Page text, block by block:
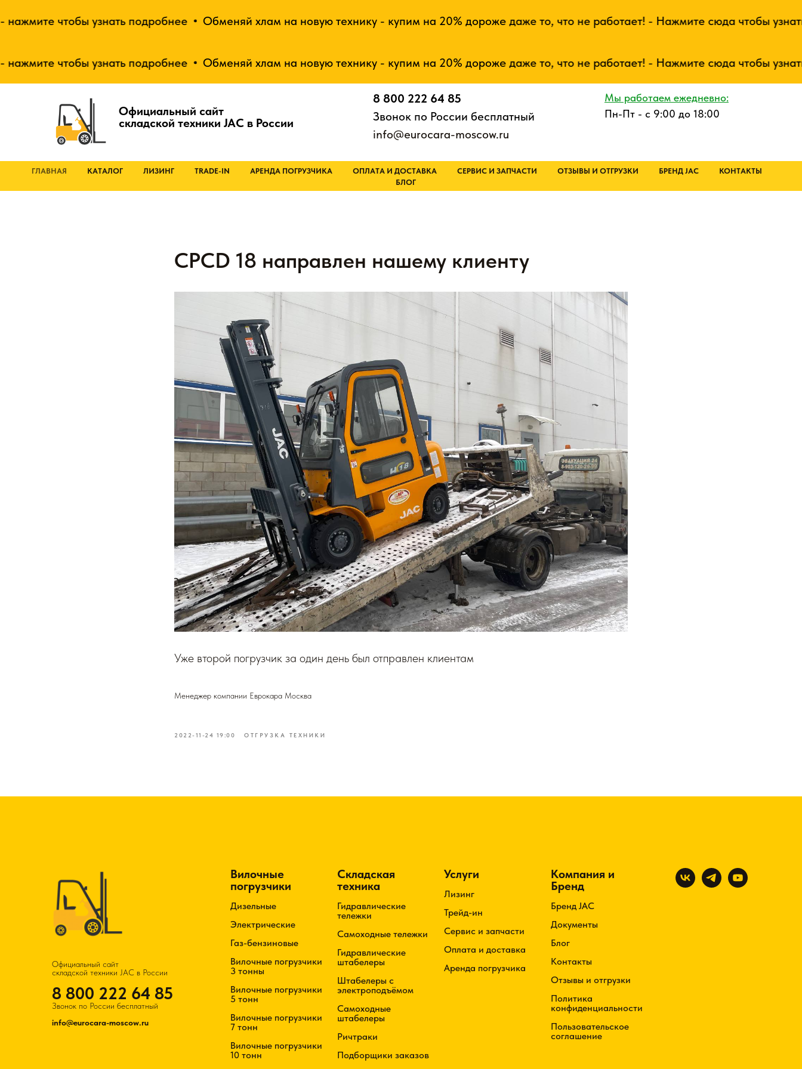
чтобы узнать подробнее Обменяй хлам на новую технику - купим на 20% дороже даже то, что не работает! - Нажмите сюда чтобы узнать
чтобы узнать подробнее Обменяй хлам на новую технику - купим на 20% дороже даже то, что не работает! - Нажмите сюда чтобы узнать
8 800 222 64 85
Звонок по России бесплатный
info@eurocara-moscow.ru
Мы работаем ежедневно:
Пн-Пт - с 9:00 до 18:00
Официальный сайт
складской техники JAC в России
ГЛАВНАЯ КАТАЛОГ ЛИЗИНГ TRADE-IN АРЕНДА ПОГРУЗЧИКА ОПЛАТА И ДОСТАВКА СЕРВИС И ЗАПЧАСТИ ОТЗЫВЫ И ОТГРУЗКИ БРЕНД JAC
КОНТАКТЫ
БЛОГ
CPCD 18 направлен нашему клиенту
Уже второй погрузчик за один день был отправлен клиентам
Менеджер компании Еврокара Москва
2022-11-24 19:00 ОТГРУЗКА ТЕХНИКИ
Официальный сайт
складской техники JAC в России
8 800 222 64 85
Звонок по России бесплатный
info@eurocara-moscow.ru
Вилочные
погрузчики
Дизельные
Электрические
Газ-бензиновые
Вилочные погрузчики
3 тонны
Вилочные погрузчики
5 тонн
Вилочные погрузчики
7 тонн
Вилочные погрузчики
10 тонн
Складская
техника
Гидравлические
тележки
Самоходные тележки
Гидравлические
штабелеры
Штабелеры с
электроподъёмом
Самоходные
штабелеры
Ричтраки
Подборщики заказов
Услуги
Лизинг
Трейд-ин
Сервис и запчасти
Оплата и доставка
Аренда погрузчика
Компания и
Бренд
Бренд JAC
Документы
Блог
Контакты
Отзывы и отгрузки
Политика
конфиденциальности
Пользовательское
соглашение